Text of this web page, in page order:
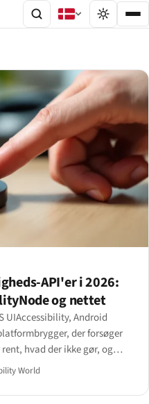
API'er i 2026:
og nettet
UIAccessibility, Android
der forsøger
hvad der ikke gør, og
World